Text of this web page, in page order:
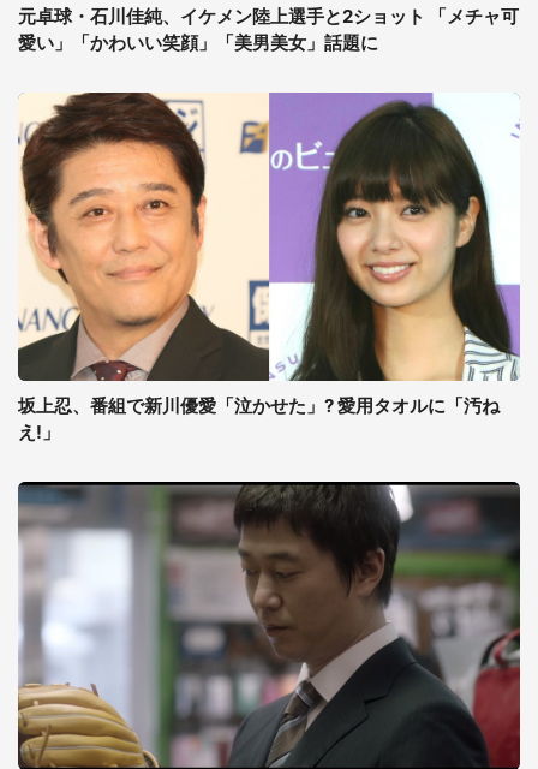
元卓球・石川佳純、イケメン陸上選手と2ショット 「メチャ可
愛い」「かわいい笑顔」「美男美女」話題に
坂上忍、番組で新川優愛「泣かせた」? 愛用タオルに「汚ね
え!」